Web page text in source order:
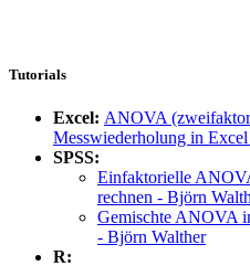
Tutorials
Excel: ANOVA
Messwiederholung in Excel
SPSS:
Einfaktorielle
rechnen - Björn
Gemischte ANOVA
- Björn Walther
R: